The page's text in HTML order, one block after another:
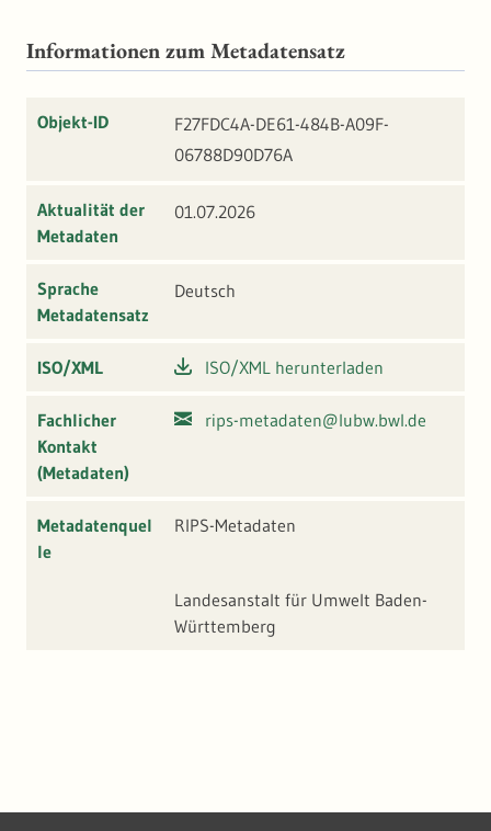
Informationen zum Metadatensatz
Objekt-ID
F27FDC4A-DE61-484B-A09F-
06788D90D76A
Aktualität der
Metadaten
01.07.2026
Sprache
Metadatensatz
Deutsch
ISO/XML ISO/XML herunterladen
Fachlicher
Kontakt
(Metadaten)
rips-metadaten@lubw.bwl.de
Metadatenquel
le
RIPS-Metadaten
Landesanstalt für Umwelt Baden-
Württemberg